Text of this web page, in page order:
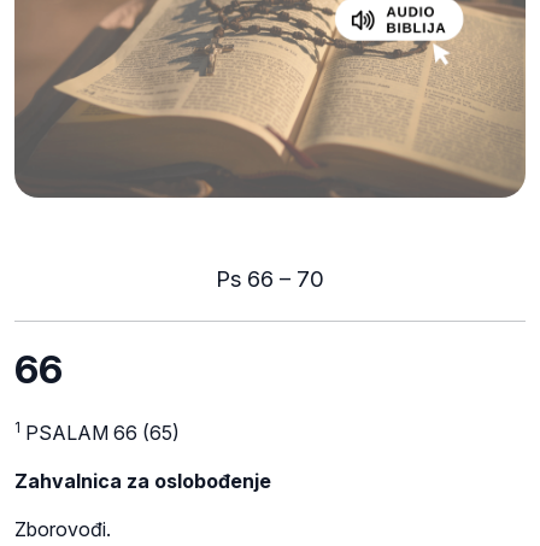
Ps 66 – 70
66
1 PSALAM 66 (65)
Zahvalnica za oslobođenje
Zborovođi.